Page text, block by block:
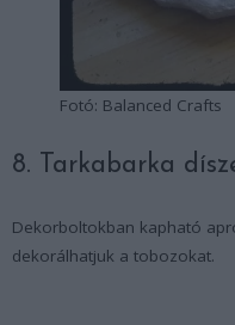
Fotó: Balanced Crafts
8. Tarkabarka
Dekorboltokban kapható
dekorálhatjuk a tobozokat.